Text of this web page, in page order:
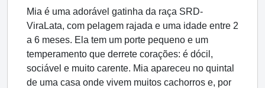
Mia é uma adorável gatinha da raça SRD-
ViraLata, com pelagem rajada e uma idade entre 2
a 6 meses. Ela tem um porte pequeno e um
temperamento que derrete corações: é dócil,
sociável e muito carente. Mia apareceu no quintal
de uma casa onde vivem muitos cachorros e, por